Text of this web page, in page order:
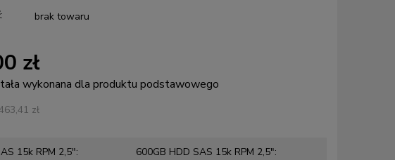
brak towaru
zł
wykonana dla produktu podstawowego
zł
15k RPM 2,5": 600GB HDD SAS 15k RPM 2,5":